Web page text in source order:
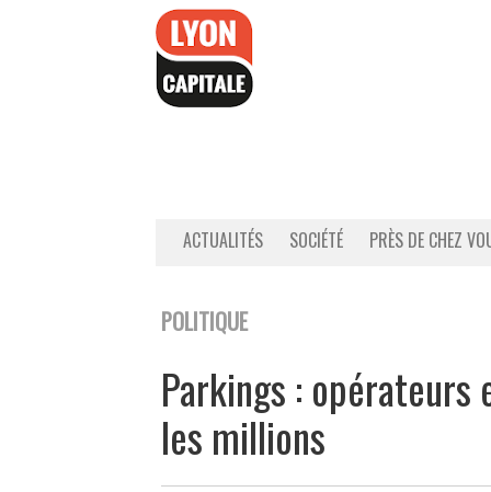
ACTUALITÉS SOCIÉTÉ PRÈS DE CHEZ
POLITIQUE
Parkings : opérateurs
les millions